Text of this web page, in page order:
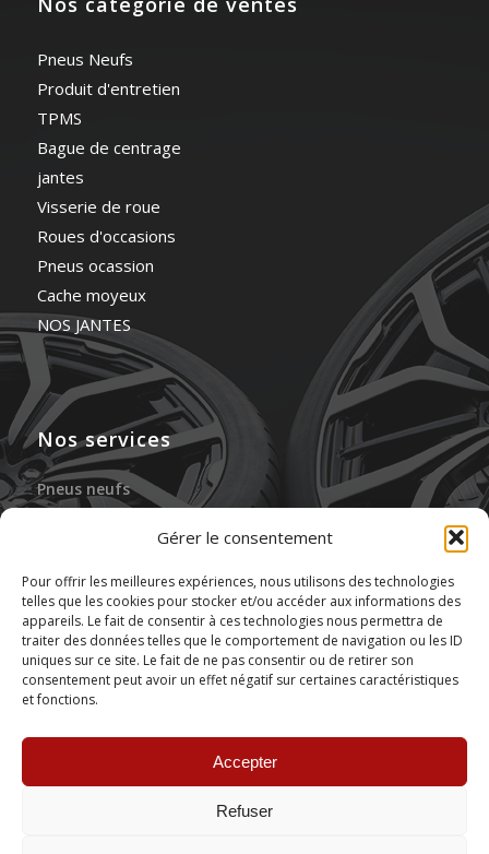
Gérer le consentement
Pour offrir les meilleures expériences, nous utilisons des technologies
telles que les cookies pour stocker et/ou accéder aux informations des
appareils. Le fait de consentir à ces technologies nous permettra de
traiter des données telles que le comportement de navigation ou les ID
uniques sur ce site. Le fait de ne pas consentir ou de retirer son
consentement peut avoir un effet négatif sur certaines caractéristiques
et fonctions.
Accepter
Refuser
Pneus Neufs
Produit d'entretien
TPMS
Bague de centrage
jantes
Visserie de roue
Roues d'occasions
Pneus ocassion
Cache moyeux
NOS JANTES
Nos services
Pneus neufs
Gonflage à l’azote
Réparation des pneus
Stockage de pneus
Montage de pneus